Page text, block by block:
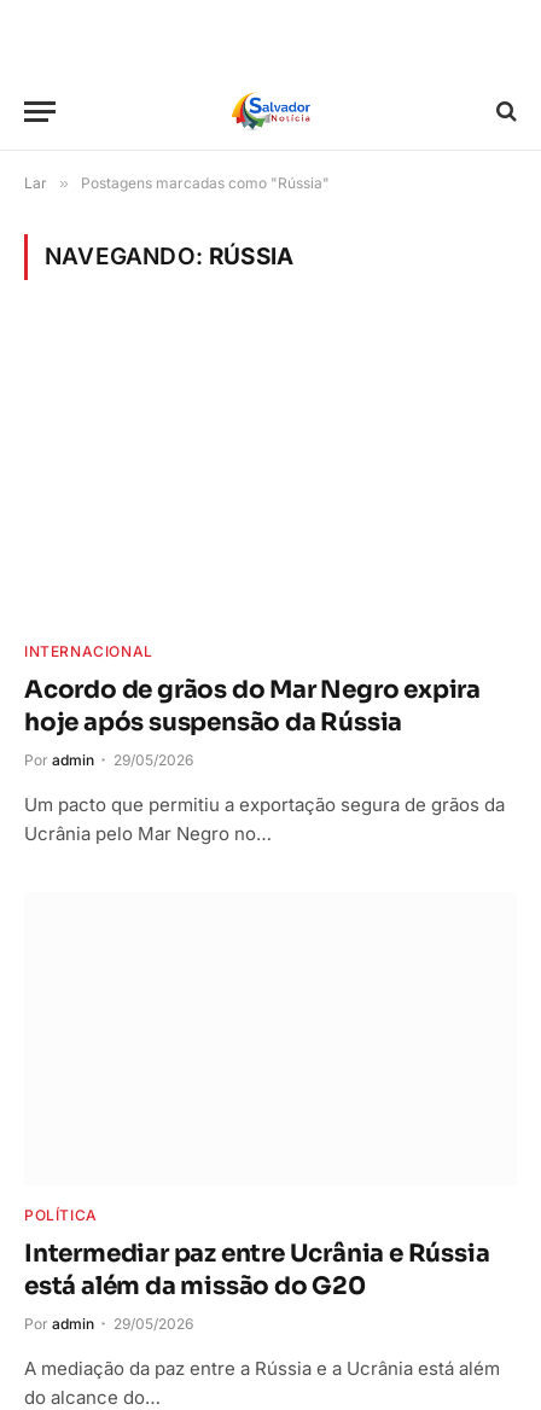
Lar » Postagens marcadas como "Rússia"
NAVEGANDO: RÚSSIA
INTERNACIONAL
Acordo de grãos do Mar Negro expira
hoje após suspensão da Rússia
Por admin 29/05/2026
Um pacto que permitiu a exportação segura de grãos da
Ucrânia pelo Mar Negro no…
POLÍTICA
Intermediar paz entre Ucrânia e Rússia
está além da missão do G20
Por admin 29/05/2026
A mediação da paz entre a Rússia e a Ucrânia está além
do alcance do…